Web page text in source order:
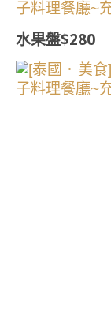
水果盤$280